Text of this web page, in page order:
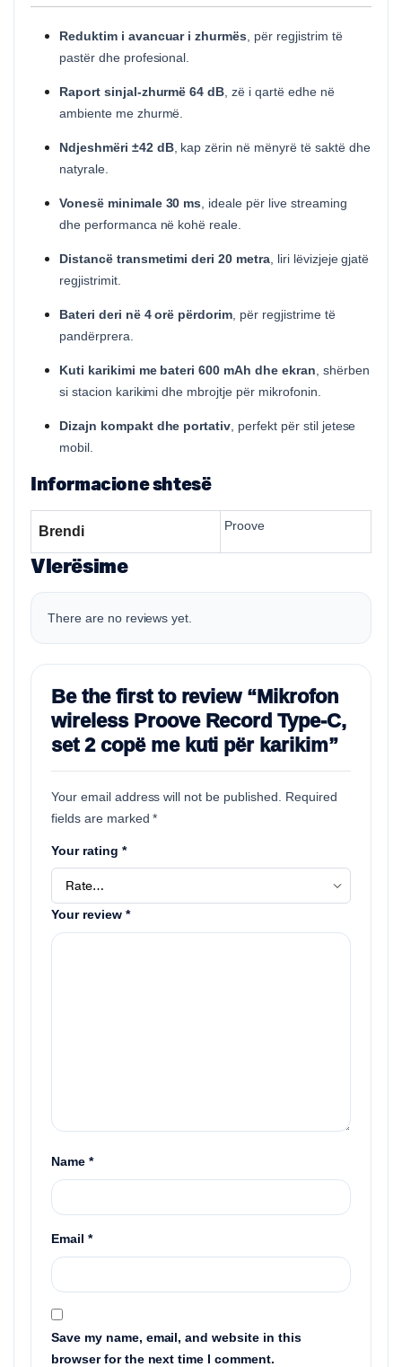
Reduktim i avancuar i zhurmës , për regjistrim të
pastër dhe profesional.
Raport sinjal-zhurmë 64 dB , zë i qartë edhe në
ambiente me zhurmë.
Ndjeshmëri ±42 dB, kap zërin në mënyrë të saktë dhe
natyrale.
Vonesë minimale 30 ms , ideale për live streaming
dhe performanca në kohë reale.
Distancë transmetimi deri 20 metra, liri lëvizjeje gjatë
regjistrimit.
Bateri deri në 4 orë përdorim , për regjistrime të
pandërprera.
Kuti karikimi me bateri 600 mAh dhe ekran , shërben
si stacion karikimi dhe mbrojtje për mikrofonin.
Dizajn kompakt dhe portativ , perfekt për stil jetese
mobil.
Informacione shtesë
Brendi Proove
Vlerësime
There are no reviews yet.
Be the first to review “Mikrofon
wireless Proove Record Type-C,
set 2 copë me kuti për karikim”
Your email address will not be published.
Required
fields are marked*
Your rating *
Your review *
Name *
Email *
Save my name, email, and website in this
browser for the next time I comment.